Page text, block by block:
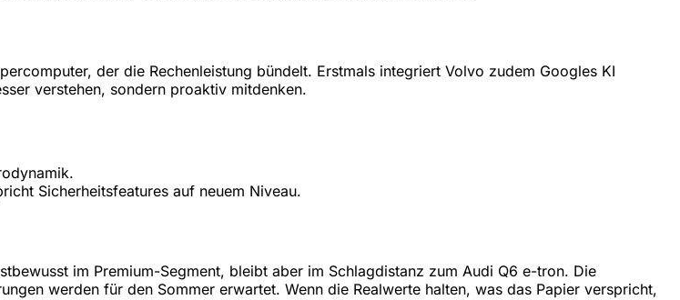
der die Rechenleistung bündelt. Erstmals integriert Volvo zudem Googles KI
verstehen, sondern proaktiv mitdenken.
Sicherheitsfeatures auf neuem Niveau.
im Premium-Segment, bleibt aber im Schlagdistanz zum Audi Q6 e-tron. Die
werden für den Sommer erwartet. Wenn die Realwerte halten, was das Papier verspricht,